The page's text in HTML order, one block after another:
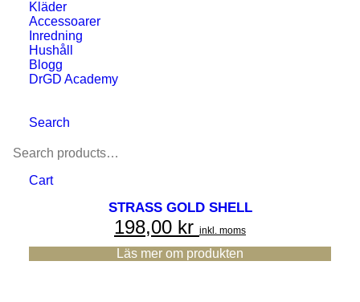
Kläder
Accessoarer
Inredning
Hushåll
Blogg
DrGD Academy
Search
Cart
STRASS GOLD SHELL
198,00 kr inkl. moms
Läs mer om produkten